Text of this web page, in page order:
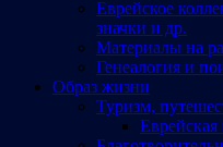
Еврейское
значки и др.
Материалы на
Генеалогия и
Образ жизни
Туризм,
Еврейская